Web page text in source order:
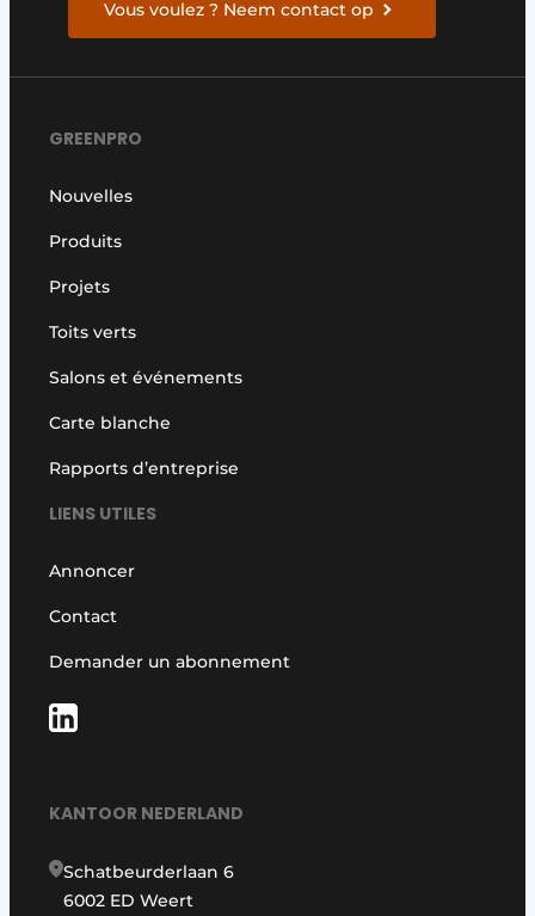
Vous voulez ? Neem contact op
GREENPRO
Nouvelles
Produits
Projets
Toits verts
Salons et événements
Carte blanche
Rapports d’entreprise
LIENS UTILES
Annoncer
Contact
Demander un abonnement
KANTOOR NEDERLAND
Schatbeurderlaan 6
6002 ED Weert